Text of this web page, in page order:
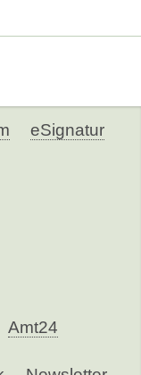
eSignatur
Amt24